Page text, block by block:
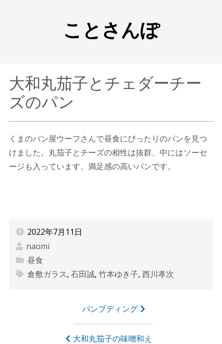
ことさんぽ
大和丸茄子とチェダーチー
ズのパン
くまのパン屋ウーフさんで昼食にぴったりのパンを見つ
けました。丸茄子とチーズの相性は抜群、中にはソーセ
ージも入っています。満足感の高いパンです。
2022年7月11日
naomi
昼食
倉敷ガラス, 石田誠, 竹本ゆき子, 西川孝次
パンプディング
大和丸茄子の味噌和え